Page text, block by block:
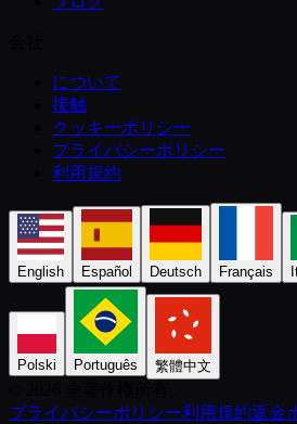
について
接触
クッキーポリシー
プライバシーポリシー
利用規約
English Español Deutsch Français
Polski Português 繁體中文
プライバシーポリシー利用規約返金